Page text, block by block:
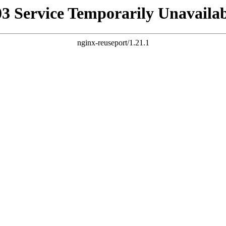
Service Temporarily
nginx-reuseport/1.21.1